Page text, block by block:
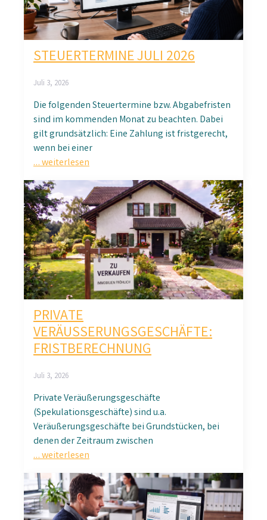
STEUERTERMINE JULI 2026
Juli 3, 2026
Die folgenden Steuertermine bzw. Abgabefristen
sind im kommenden Monat zu beachten. Dabei
gilt grundsätzlich: Eine Zahlung ist fristgerecht,
wenn bei einer
… weiterlesen
PRIVATE
VERÄUSSERUNGSGESCHÄFTE: F
RISTBERECHNUNG
Juli 3, 2026
Private Veräußerungsgeschäfte
(Spekulationsgeschäfte) sind u.a.
Veräußerungsgeschäfte bei Grundstücken, bei
denen der Zeitraum zwischen
… weiterlesen